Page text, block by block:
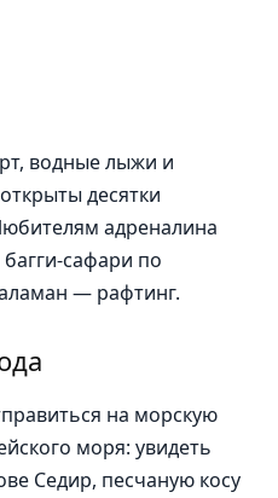
водные лыжи и
десятки
адреналина
сафари по
— рафтинг.
на морскую
моря: увидеть
Седир, песчаную косу